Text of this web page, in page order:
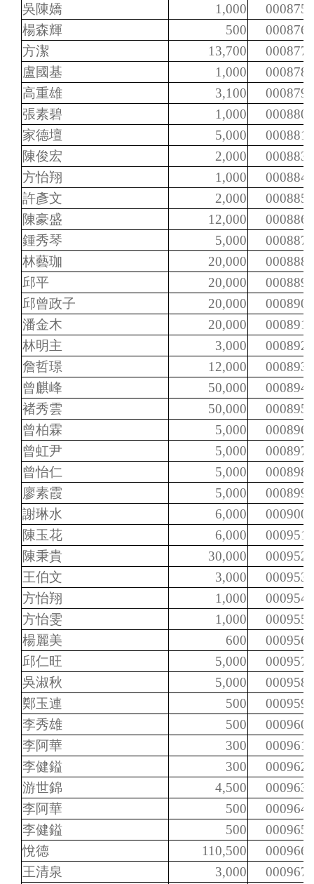
吳陳嬌
1,000
000875
楊森輝
500
000876
方潔
13,700
000877
盧國基
1,000
000878
高重雄
3,100
000879
張素碧
1,000
000880
家德壇
5,000
000881
陳俊宏
2,000
000883
方怡翔
1,000
000884
許彥文
2,000
000885
陳豪盛
12,000
000886
鍾秀琴
5,000
000887
林藝珈
20,000
000888
邱平
20,000
000889
邱曾政子
20,000
000890
潘金木
20,000
000891
林明主
3,000
000892
詹哲璟
12,000
000893
曾麒峰
50,000
000894
褚秀雲
50,000
000895
曾柏霖
5,000
000896
曾虹尹
5,000
000897
曾怡仁
5,000
000898
廖素霞
5,000
000899
謝琳水
6,000
000900
陳玉花
6,000
000951
陳秉貴
30,000
000952
王伯文
3,000
000953
方怡翔
1,000
000954
方怡雯
1,000
000955
楊麗美
600
000956
邱仁旺
5,000
000957
吳淑秋
5,000
000958
鄭玉連
500
000959
李秀雄
500
000960
李阿華
300
000961
李健鎰
300
000962
游世錦
4,500
000963
李阿華
500
000964
李健鎰
500
000965
悅德
110,500
000966
王清泉
3,000 000967